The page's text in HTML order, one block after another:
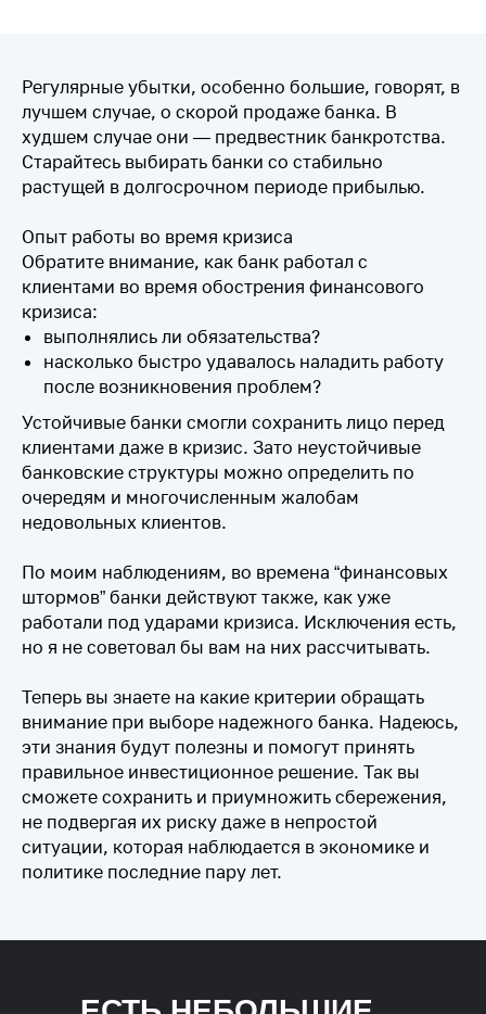
Регулярные убытки, особенно большие, говорят, в
лучшем случае, о скорой продаже банка. В
худшем случае они — предвестник банкротства.
Старайтесь выбирать банки со стабильно
растущей в долгосрочном периоде прибылью.
Опыт работы во время кризиса
Обратите внимание, как банк работал с
клиентами во время обострения финансового
кризиса:
выполнялись ли обязательства?
насколько быстро удавалось наладить работу
после возникновения проблем?
Устойчивые банки смогли сохранить лицо перед
клиентами даже в кризис. Зато неустойчивые
банковские структуры можно определить по
очередям и многочисленным жалобам
недовольных клиентов.
По моим наблюдениям, во времена “финансовых
штормов” банки действуют также, как уже
работали под ударами кризиса. Исключения есть,
но я не советовал бы вам на них рассчитывать.
Теперь вы знаете на какие критерии обращать
внимание при выборе надежного банка. Надеюсь,
эти знания будут полезны и помогут принять
правильное инвестиционное решение. Так вы
сможете сохранить и приумножить сбережения,
не подвергая их риску даже в непростой
ситуации, которая наблюдается в экономике и
политике последние пару лет.